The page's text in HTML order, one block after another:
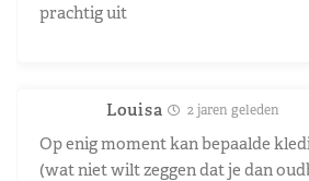
prachtig uit
Louisa 2 jaren geleden
Op enig moment kan bepaalde
(wat niet wilt zeggen dat je dan